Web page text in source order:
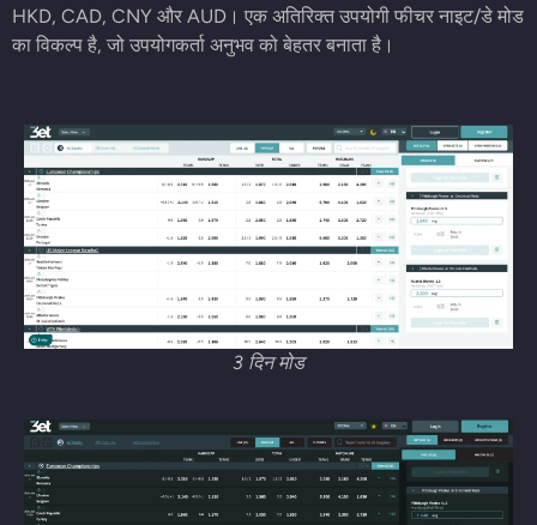
HKD, CAD, CNY और AUD। एक अतिरिक्त उपयोगी फीचर नाइट/डे मोड
का विकल्प है, जो उपयोगकर्ता अनुभव को बेहतर बनाता है।
3 दिन मोड